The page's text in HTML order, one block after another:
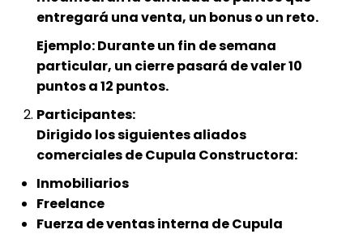
entregará una venta, un bonus o un reto.
Ejemplo: Durante un fin de semana
particular, un cierre pasará de valer 10
puntos a 12 puntos.
Participantes:
Dirigido los siguientes aliados
comerciales de Cupula Constructora:
Inmobiliarios
Freelance
Fuerza de ventas interna de Cupula